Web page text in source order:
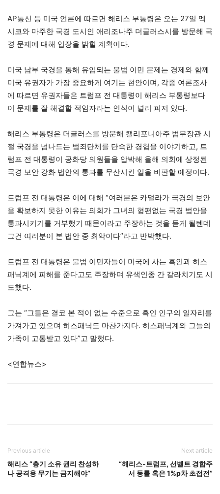
AP통신 등 미국 언론에 따르면 해리스 부통령은 오는 27일 멕
시코와 마주한 국경 도시인 애리조나주 더글러스시를 방문해 국
경 문제에 대해 입장을 밝힐 계획이다.
미국 남부 국경을 통해 유입되는 불법 이민 문제는 경제와 함께
미국 유권자가 가장 중요하게 여기는 현안이며, 각종 여론조사
에 따르면 유권자들은 트럼프 전 대통령이 해리스 부통령보다
이 문제를 잘 해결할 적임자라는 인식이 널리 퍼져 있다.
해리스 부통령은 더글러스를 방문해 캘리포니아주 법무장관 시
절 국경을 넘나드는 범죄단체를 단속한 경험을 이야기하고, 트
럼프 전 대통령이 공화당 의원들을 압박해 올해 의회에 상정된
국경 보안 강화 법안의 통과를 무산시킨 일을 비판할 예정이다.
트럼프 전 대통령은 이에 대해 “여러분은 카멀라가 국경의 보안
을 확보하지 못한 이유는 의회가 그녀의 형편없는 국경 법안을
통과시키기를 거부했기 때문이라고 주장하는 것을 듣게 될텐데
그건 여러분이 본 법안 중 최악이다”라고 반박했다.
트럼프 전 대통령은 불법 이민자들이 미국에 사는 흑인과 히스
패닉계에 피해를 준다고도 주장하며 유색인종 간 갈라치기도 시
도했다.
그는 “그들은 결코 본 적이 없는 수준으로 흑인 인구의 일자리를
가져가고 있으며 히스패닉도 마찬가지다. 히스패닉계와 그들의
가족이 고통받고 있다”고 말했다.
<연합뉴스>
Previous article
해리스 “총기 소유 권리 찬성하
나 공격용 무기는 금지해야”
Next article
“해리스-트럼프, 선벨트 경합주
서 동률 혹은 1%p차 초접전”